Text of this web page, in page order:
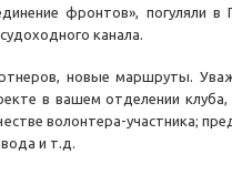
фронтов», погуляли в
канала.
новые маршруты.
в вашем отделении клуба,
волонтера-участника;
и т.д.